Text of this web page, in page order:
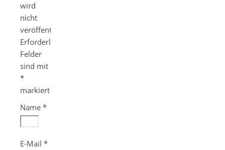
wird
nicht
veröffentlicht.
Erforderliche
Felder
sind mit
*
markiert
Name *
E-Mail *